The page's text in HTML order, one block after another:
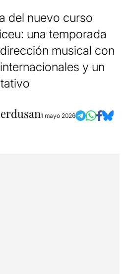
del nuevo curso
una temporada
musical con
y un
1 mayo 2026